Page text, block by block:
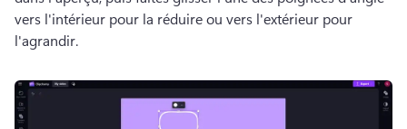
vers l'intérieur pour la réduire ou vers l'extérieur pour
l'agrandir.